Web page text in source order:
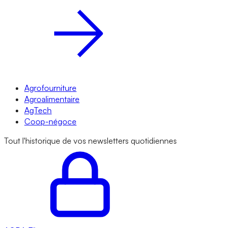
Agrofourniture
Agroalimentaire
AgTech
Coop-négoce
Tout l'historique de vos newsletters quotidiennes